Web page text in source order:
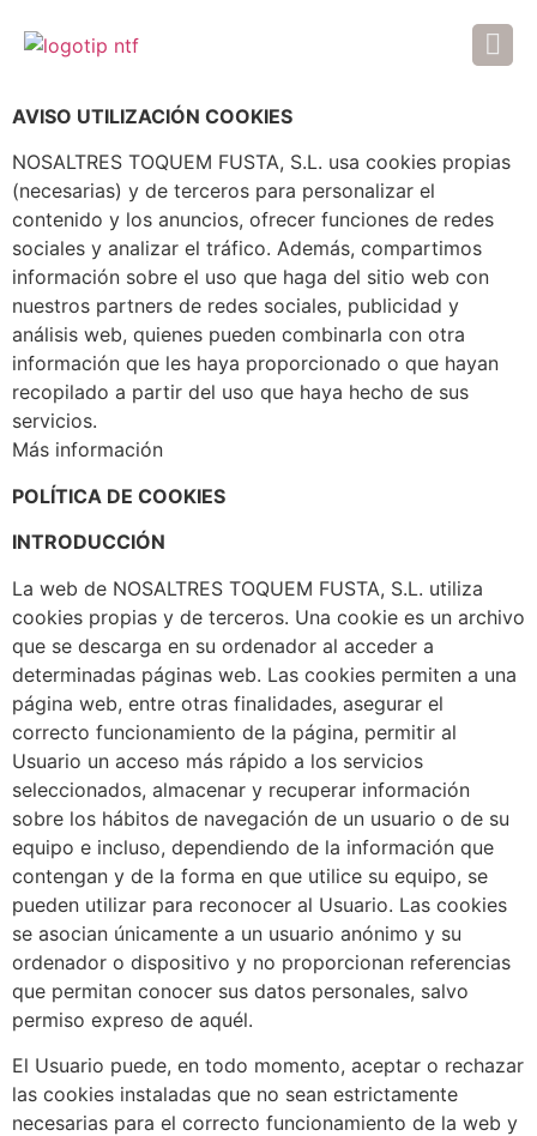
AVISO UTILIZACIÓN COOKIES
NOSALTRES TOQUEM FUSTA, S.L. usa cookies propias
(necesarias) y de terceros para personalizar el
contenido y los anuncios, ofrecer funciones de redes
sociales y analizar el tráfico. Además, compartimos
información sobre el uso que haga del sitio web con
nuestros partners de redes sociales, publicidad y
análisis web, quienes pueden combinarla con otra
información que les haya proporcionado o que hayan
recopilado a partir del uso que haya hecho de sus
servicios.
Más información
POLÍTICA DE COOKIES
INTRODUCCIÓN
La web de NOSALTRES TOQUEM FUSTA, S.L. utiliza
cookies propias y de terceros. Una cookie es un archivo
que se descarga en su ordenador al acceder a
determinadas páginas web. Las cookies permiten a una
página web, entre otras finalidades, asegurar el
correcto funcionamiento de la página, permitir al
Usuario un acceso más rápido a los servicios
seleccionados, almacenar y recuperar información
sobre los hábitos de navegación de un usuario o de su
equipo e incluso, dependiendo de la información que
contengan y de la forma en que utilice su equipo, se
pueden utilizar para reconocer al Usuario. Las cookies
se asocian únicamente a un usuario anónimo y su
ordenador o dispositivo y no proporcionan referencias
que permitan conocer sus datos personales, salvo
permiso expreso de aquél.
El Usuario puede, en todo momento, aceptar o rechazar
las cookies instaladas que no sean estrictamente
necesarias para el correcto funcionamiento de la web y